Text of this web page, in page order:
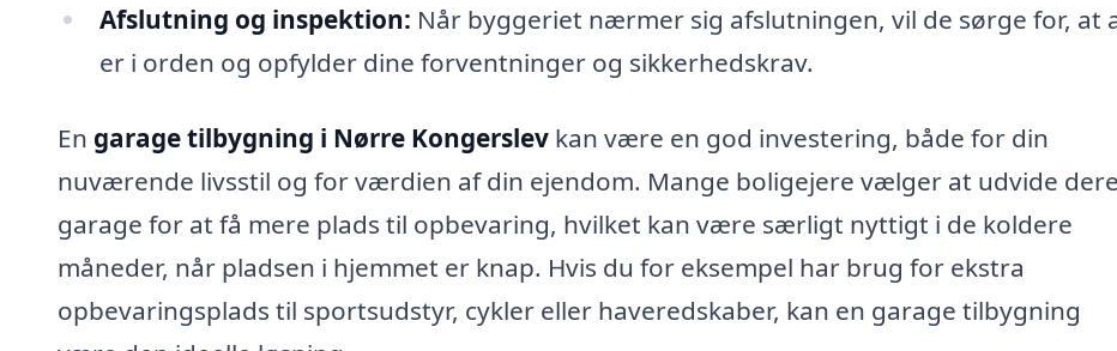
Afslutning og inspektion: Når byggeriet nærmer sig afslutningen, vil de sørge for, at
er i orden og opfylder dine forventninger og sikkerhedskrav.
En garage tilbygning i Nørre Kongerslev kan være en god investering, både for din
nuværende livsstil og for værdien af din ejendom. Mange boligejere vælger at udvide
garage for at få mere plads til opbevaring, hvilket kan være særligt nyttigt i de koldere
måneder, når pladsen i hjemmet er knap. Hvis du for eksempel har brug for ekstra
opbevaringsplads til sportsudstyr, cykler eller haveredskaber, kan en garage tilbygning